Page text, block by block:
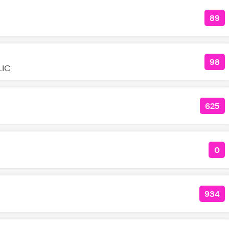
89
98
625
0
934